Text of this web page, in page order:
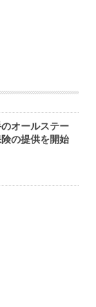
オールステー
の提供を開始